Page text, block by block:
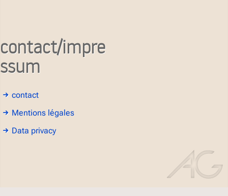
contact/impre
ssum
contact
Mentions légales
Data privacy